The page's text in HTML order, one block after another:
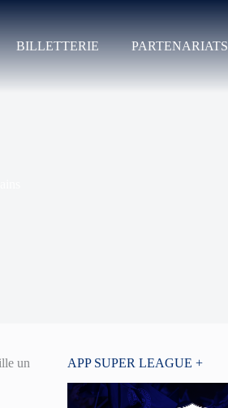
BILLETTERIE PARTENARIATS
un
APP SUPER LEAGUE +